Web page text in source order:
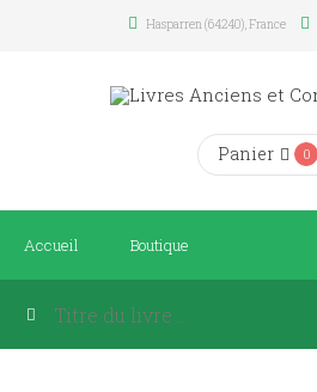
Hasparren (64240), France
Panier 0
Accueil Boutique